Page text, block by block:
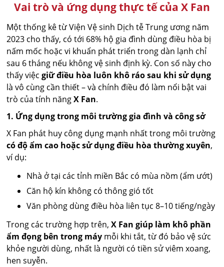
Vai trò và ứng dụng thực tế của X Fan
Một thống kê từ Viện Vệ sinh Dịch tễ Trung ương năm
2023 cho thấy, có tới 68% hộ gia đình dùng điều hòa bị
nấm mốc hoặc vi khuẩn phát triển trong dàn lạnh chỉ
sau 6 tháng nếu không vệ sinh định kỳ. Con số này cho
thấy việcgiữ điều hòa luôn khô ráo sau khi sử dụng
là vô cùng cần thiết – và chính điều đó làm nổi bật vai
trò của tính năngX Fan.
1. Ứng dụng trong môi trường gia đình và công sở
X Fan phát huy công dụng mạnh nhất trong môi trường
có độ ẩm cao hoặc sử dụng điều hòa thường xuyên,
ví dụ:
Nhà ở tại các tỉnh miền Bắc có mùa nồm (ẩm ướt)
Căn hộ kín không có thông gió tốt
Văn phòng dùng điều hòa liên tục 8–10 tiếng/ngày
Trong các trường hợp trên,X Fan giúp làm khô phần
ẩm đọng bên trong máy mỗi khi tắt, từ đó bảo vệ sức
khỏe người dùng, nhất là người có tiền sử viêm xoang,
hen suyễn.